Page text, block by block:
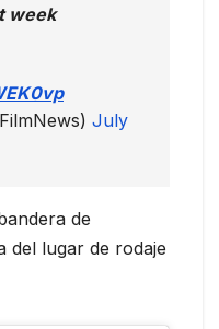
week
July
de
del lugar de rodaje